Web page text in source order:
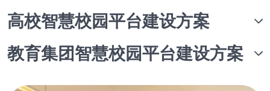
高校智慧校园平台建设方案
教育集团智慧校园平台建设方案